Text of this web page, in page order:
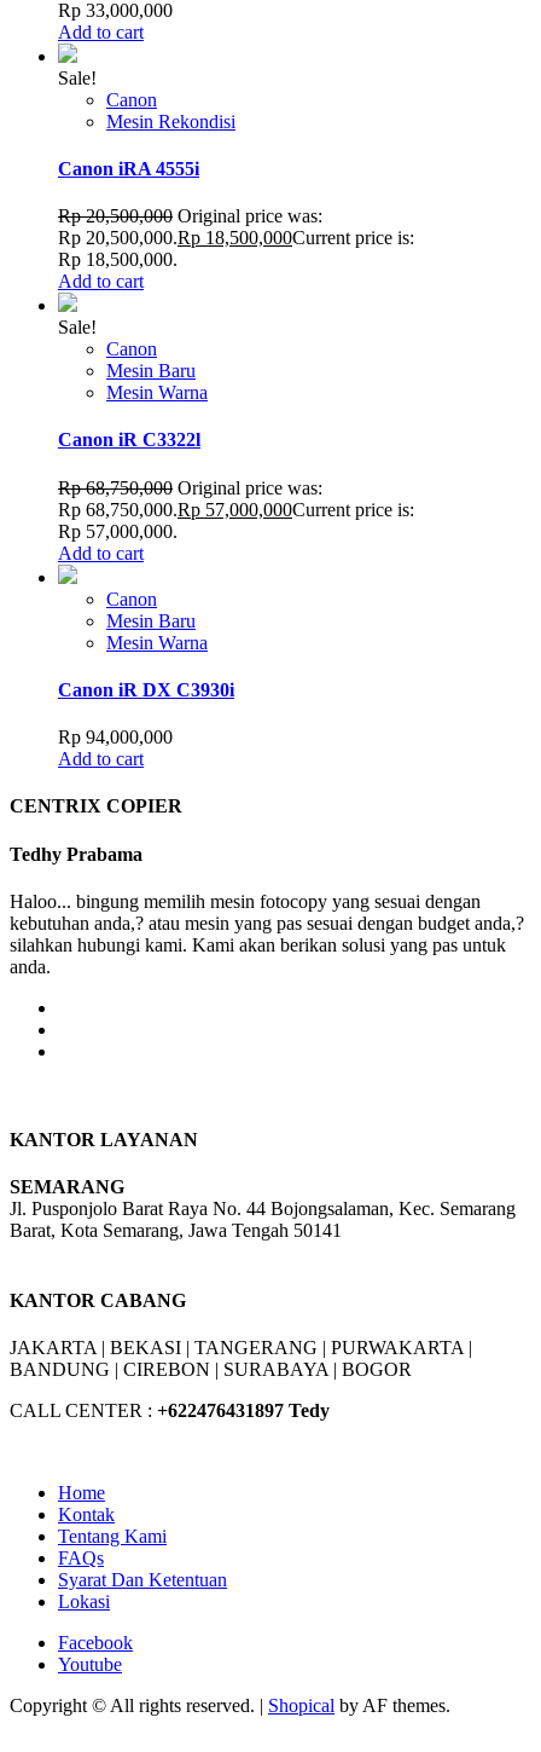
Rp 33,000,000
Add to cart
Sale!
Canon
Mesin Rekondisi
Canon iRA 4555i
Rp20,500,000 Original price was:
Rp 20,500,000.Rp 18,500,000Current price is:
Rp 18,500,000.
Add to cart
Sale!
Canon
Mesin Baru
Mesin Warna
Canon iR C3322l
Rp68,750,000 Original price was:
Rp 68,750,000.Rp 57,000,000Current price is:
Rp 57,000,000.
Add to cart
Canon
Mesin Baru
Mesin Warna
Canon iR DX C3930i
Rp 94,000,000
Add to cart
CENTRIX COPIER
Tedhy Prabama
Haloo... bingung memilih mesin fotocopy yang sesuai dengan
kebutuhan anda,? atau mesin yang pas sesuai dengan budget anda,?
silahkan hubungi kami. Kami akan berikan solusi yang pas untuk
anda.
KANTOR LAYANAN
SEMARANG
Jl. Pusponjolo Barat Raya No. 44 Bojongsalaman, Kec. Semarang
Barat, Kota Semarang, Jawa Tengah 50141
KANTOR CABANG
JAKARTA | BEKASI | TANGERANG | PURWAKARTA |
BANDUNG | CIREBON | SURABAYA | BOGOR
CALL CENTER : +622476431897 Tedy
Home
Kontak
Tentang Kami
FAQs
Syarat Dan Ketentuan
Lokasi
Facebook
Youtube
Copyright © All rights reserved. | Shopical by AF themes.